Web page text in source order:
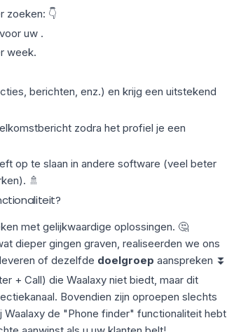
zoeken: 👇
uw .
week.
berichten, enz.) en krijg een uitstekend
zodra het profiel je een
op te slaan in andere software (veel beter
🚿
met gelijkwaardige oplossingen. 🤔
dieper gingen graven, realiseerden we ons
of dezelfde doelgroep aanspreken ⏬
+ Call) die Waalaxy niet biedt, maar dit
Bovendien zijn oproepen slechts
Waalaxy de "Phone finder" functionaliteit hebt